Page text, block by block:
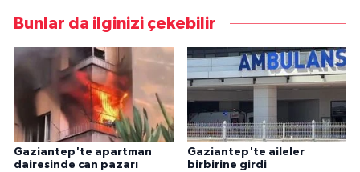
Bunlar da ilginizi çekebilir
Gaziantep'te apartman
dairesinde can pazarı
Gaziantep'te aileler
birbirine girdi